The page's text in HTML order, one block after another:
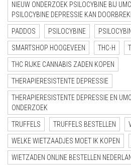
NIEUW ONDERZOEK PSILOCYBINE BIJ
PSILOCYBINE DEPRESSIE KAN
PADDOS PSILOCYBINE
SMARTSHOP HOOGEVEEN THC-H
THC RIJKE CANNABIS ZADEN KOPEN
THERAPIERESISTENTE DEPRESSIE
THERAPIERESISTENTE DEPRESSIE EN
ONDERZOEK
TRUFFELS TRUFFELS BESTELLEN
WELKE WIETZAADJES MOET IK KOPEN
WIETZADEN ONLINE BESTELLEN